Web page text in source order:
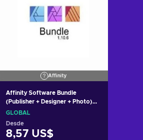
Affinity
Affinity Software Bundle
(Publisher + Designer + Photo)
v.1.10 (1 PC, Lifetime) Key
GLOBAL
Desde
8,57 US$